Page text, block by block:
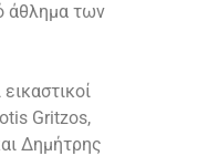
άθλημα των
Gritzos,
Δημήτρης